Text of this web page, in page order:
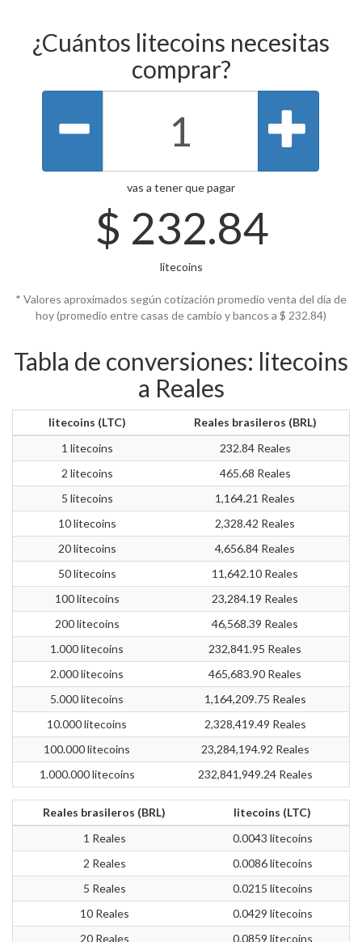
¿Cuántos litecoins necesitas
comprar?
vas a tener que pagar
$ 232.84
litecoins
* Valores aproximados según cotización promedio venta del día de
hoy (promedio entre casas de cambio y bancos a $ 232.84)
Tabla de conversiones: litecoins
a Reales
litecoins (LTC)
Reales brasileros (BRL)
1 litecoins
232.84 Reales
2 litecoins
465.68 Reales
5 litecoins
1,164.21 Reales
10 litecoins
2,328.42 Reales
20 litecoins
4,656.84 Reales
50 litecoins
11,642.10 Reales
100 litecoins
23,284.19 Reales
200 litecoins
46,568.39 Reales
1.000 litecoins
232,841.95 Reales
2.000 litecoins
465,683.90 Reales
5.000 litecoins
1,164,209.75 Reales
10.000 litecoins
2,328,419.49 Reales
100.000 litecoins
23,284,194.92 Reales
1.000.000 litecoins
232,841,949.24 Reales
Reales brasileros (BRL)
litecoins (LTC)
1 Reales
0.0043 litecoins
2 Reales
0.0086 litecoins
5 Reales
0.0215 litecoins
10 Reales
0.0429 litecoins
20 Reales
0.0859 litecoins